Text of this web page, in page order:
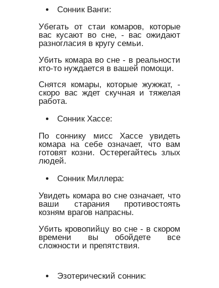
Сонник Ванги:
Убегать от стаи комаров, которые
вас кусают во сне, - вас ожидают
разногласия в кругу семьи.
Убить комара во сне - в реальности
кто-то нуждается в вашей помощи.
Снятся комары, которые жужжат, -
скоро вас ждет скучная и тяжелая
работа.
Сонник Хассе:
По соннику мисс Хассе увидеть
комара на себе означает, что вам
готовят козни. Остерегайтесь злых
людей.
Сонник Миллера:
Увидеть комара во сне означает, что
ваши старания противостоять
козням врагов напрасны.
Убить кровопийцу во сне - в скором
времени вы обойдете все
сложности и препятствия.
Эзотерический сонник: